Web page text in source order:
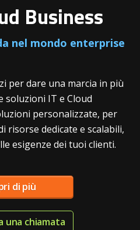
Business
nel mondo enterprise
per dare una marcia in più
soluzioni IT e Cloud
personalizzate, per
risorse dedicate e scalabili,
esigenze dei tuoi clienti.
di più
una chiamata